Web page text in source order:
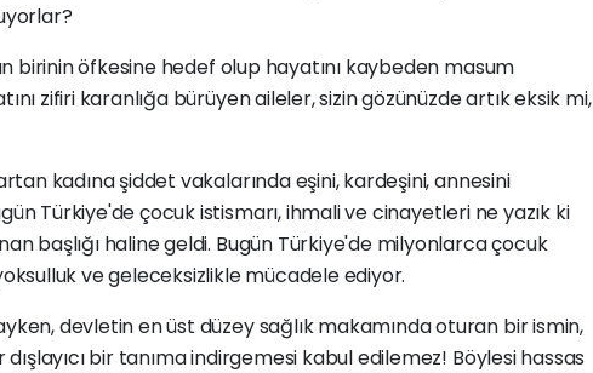
birinin öfkesine hedef olup hayatını kaybeden masum
zifiri karanlığa bürüyen aileler, sizin gözünüzde artık eksik mi,
kadına şiddet vakalarında eşini, kardeşini, annesini
Türkiye'de çocuk istismarı, ihmali ve cinayetleri ne yazık ki
başlığı haline geldi. Bugün Türkiye'de milyonlarca çocuk
ve geleceksizlikle mücadele ediyor.
devletin en üst düzey sağlık makamında oturan bir ismin,
bir tanıma indirgemesi kabul edilemez! Böylesi hassas